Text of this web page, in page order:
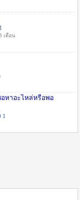
1
เดือน
อหาอะไหล่หรือพอ
1